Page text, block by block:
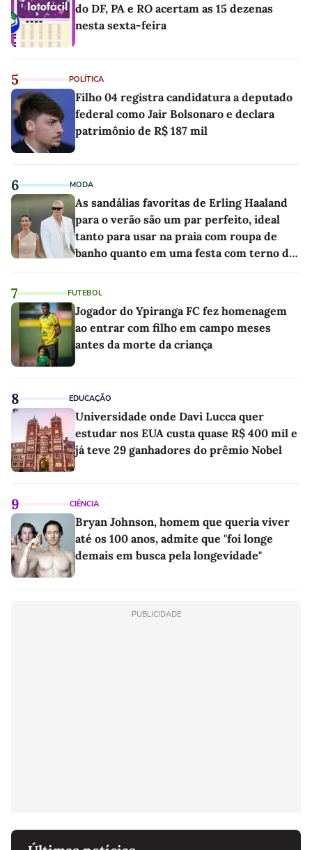
do DF, PA e RO acertam as 15 dezenas
nesta sexta-feira
5 POLÍTICA
Filho 04 registra candidatura a deputado
federal como Jair Bolsonaro e declara
patrimônio de R$ 187 mil
6 MODA
As sandálias favoritas de Erling Haaland
para o verão são um par perfeito, ideal
tanto para usar na praia com roupa de
banho quanto em uma festa com terno de
7 FUTEBOL
Jogador do Ypiranga FC fez homenagem
ao entrar com filho em campo meses
antes da morte da criança
8 EDUCAÇÃO
Universidade onde Davi Lucca quer
estudar nos EUA custa quase R$ 400 mil e
já teve 29 ganhadores do prêmio Nobel
9 CIÊNCIA
Bryan Johnson, homem que queria viver
até os 100 anos, admite que "foi longe
demais em busca pela longevidade"
PUBLICIDADE